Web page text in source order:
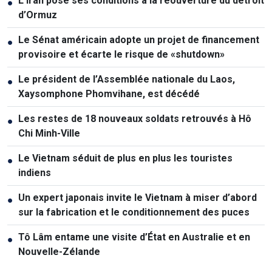
●
d’Ormuz
● Le Sénat américain adopte un projet de financement
provisoire et écarte le risque de «shutdown»
● Le président de l’Assemblée nationale du Laos,
Xaysomphone Phomvihane, est décédé
● Les restes de 18 nouveaux soldats retrouvés à Hô
Chi Minh-Ville
● Le Vietnam séduit de plus en plus les touristes
indiens
● Un expert japonais invite le Vietnam à miser d’abord
sur la fabrication et le conditionnement des puces
● Tô Lâm entame une visite d’État en Australie et en
Nouvelle-Zélande